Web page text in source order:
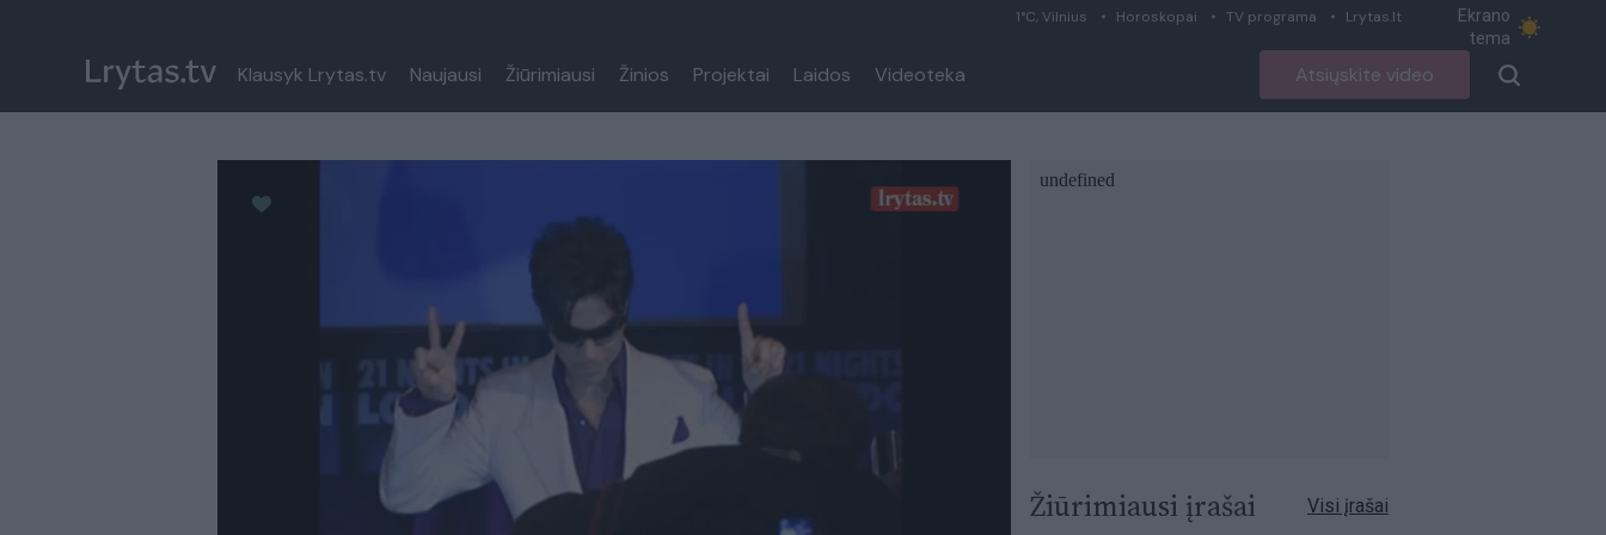
1°C, Vilnius Horoskopai TV programa Lrytas.lt
Ekrano
tema
Klausyk Lrytas.tv Naujausi Žiūrimiausi Žinios Projektai Laidos Videoteka Atsiųskite video
Žiūrimiausi įrašai Visi įrašai